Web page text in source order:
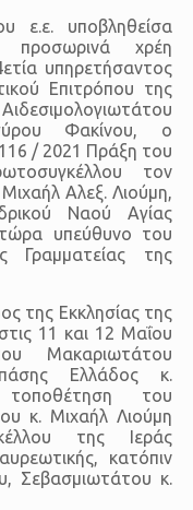
ε.ε. υποβληθείσα
προσωρινά χρέη
υπηρετήσαντος
Επιτρόπου της
Φακίνου, ο
/ 2021 Πράξη του
τον
Αλεξ. Λιούμη,
Ναού Αγίας
υπεύθυνο του
Γραμματείας της
της Εκκλησίας της
11 και 12 Μαΐου
Μακαριωτάτου
Ελλάδος κ.
του
κ. Μιχαήλ Λιούμη
της Ιεράς
κατόπιν
Σεβασμιωτάτου κ.